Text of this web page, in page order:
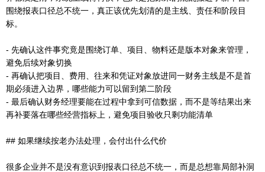
围绕报表口径总不统一，真正该优先划清的是主线、责任和阶段目
标。
- 先确认这件事究竟是围绕订单、项目、物料还是版本对象来管理，
避免后续对象切换
- 再确认把项目、费用、往来和凭证对象放进同一财务主线是不是首
期必须进入边界，哪些能力可以留到第二阶段
- 最后确认财务经理要能在过程中拿到可信数据，而不是等结果出来
再补要落在哪些经营指标上，避免项目验收只剩功能清单
## 如果继续按老办法处理，会付出什么代价
很多企业并不是没有意识到报表口径总不统一，而是总想靠局部补洞